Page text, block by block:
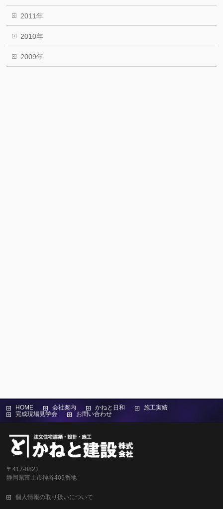
2011年
2010年
2009年
HOME 会社案内 かねと日和
施工実績
完成現場見学会
お問い合わせ
〒417-0821
静岡県富士市神谷405番地
個人情報の取り扱いについて